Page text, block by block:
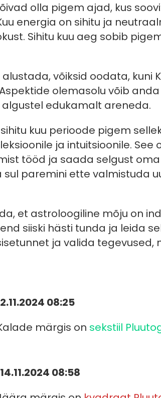
olla pigem ajad, kus
energia on sihitu ja
Sihitu kuu aeg sobib
alustada, võiksid oodata, kuni
olemasolu võib
edukamalt areneda.
kuu perioode pigem
ja intuitsioonile.
tööd ja saada selgust
sul paremini ette valmistuda
et astroloogiline mõju on
siiski hästi tunda ja leida
ja valida tegevused,
08:25
märgis on sekstiil
08:58